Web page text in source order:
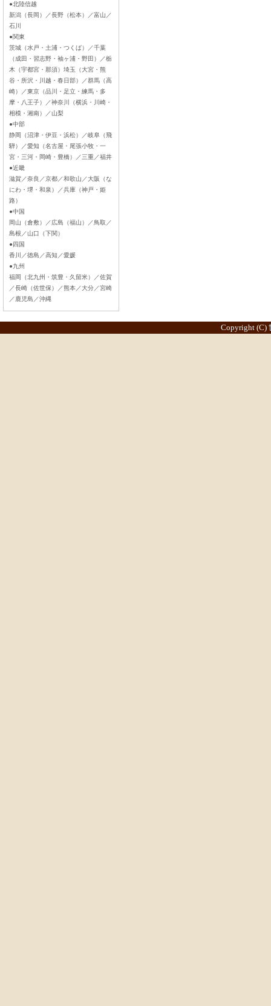
●北陸信越
新潟（長岡）／長野（松本）／富山／
石川
●関東
茨城（水戸・土浦・つくば）／千葉
（成田・習志野・袖ヶ浦・野田）／栃
木（宇都宮・那須）埼玉（大宮・熊
谷・所沢・川越・春日部）／群馬（高
崎）／東京（品川・足立・練馬・多
摩・八王子）／神奈川（横浜・川崎・
相模・湘南）／山梨
●中部
静岡（沼津・伊豆・浜松）／岐阜（飛
騨）／愛知（名古屋・尾張小牧・一
宮・三河・岡崎・豊橋）／三重／福井
●近畿
滋賀／奈良／京都／和歌山／大阪（な
にわ・堺・和泉）／兵庫（神戸・姫
路）
●中国
岡山（倉敷）／広島（福山）／鳥取／
島根／山口（下関）
●四国
香川／徳島／高知／愛媛
●九州
福岡（北九州・筑豊・久留米）／佐賀
／長崎（佐世保）／熊本／大分／宮崎
／鹿児島／沖縄
Copyright (C)